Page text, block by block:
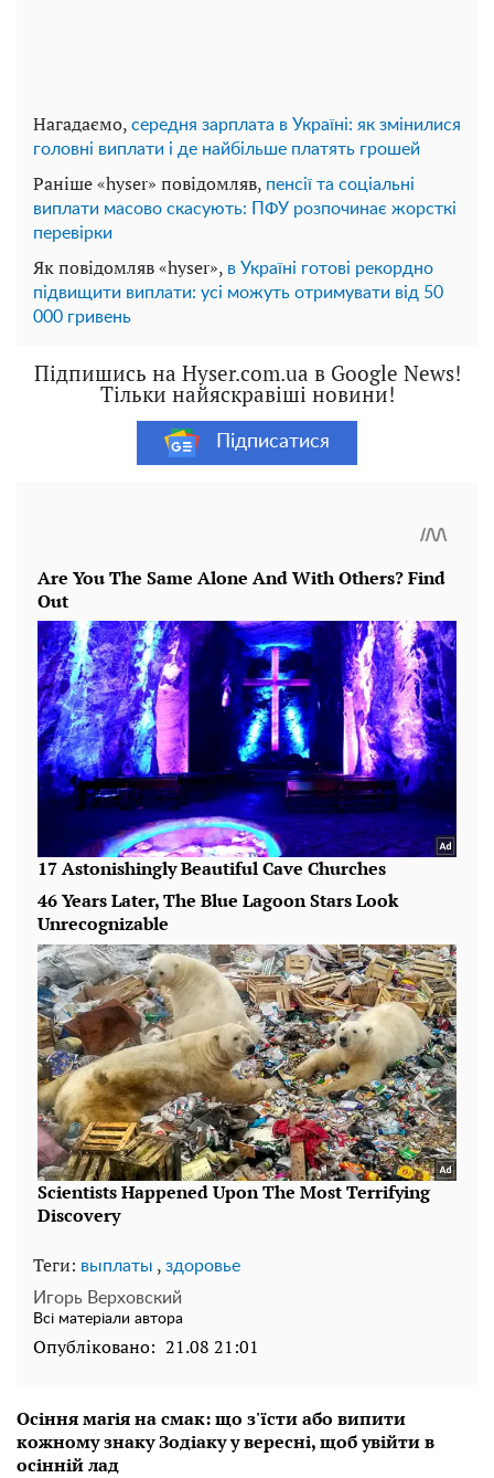
Нагадаємо, середня зарплата в Україні: як змінилися
головні виплати і де найбільше платять грошей
Раніше «hyser» повідомляв, пенсії та соціальні
виплати масово скасують: ПФУ розпочинає жорсткі
перевірки
Як повідомляв «hyser», в Україні готові рекордно
підвищити виплати: усі можуть отримувати від 50
000 гривень
Підпишись на Hyser.com.ua в Google News!
Тільки найяскравіші новини!
Підписатися
Теги: выплаты , здоровье
Игорь Верховский
Всі матеріали автора
Опубліковано: 21.08 21:01
Осіння магія на смак: що з'їсти або випити
кожному знаку Зодіаку у вересні, щоб увійти в
осінній лад